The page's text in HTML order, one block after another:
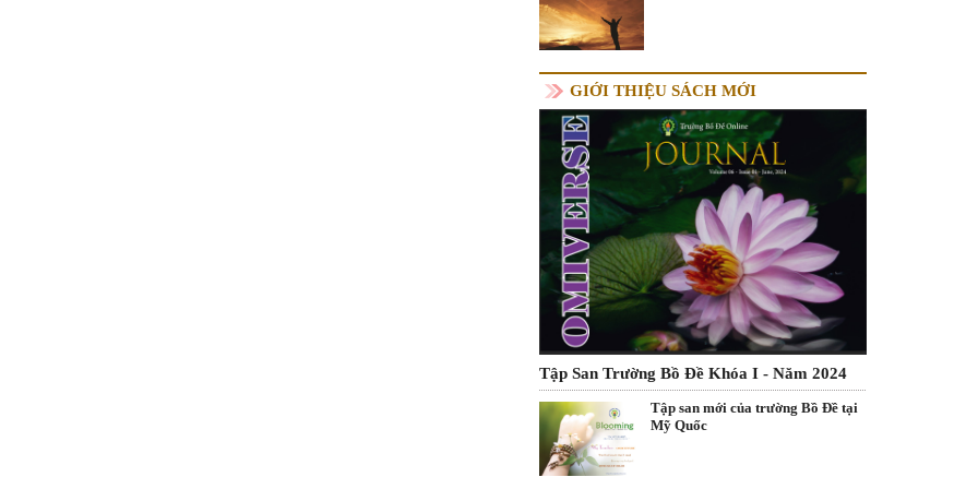
GIỚI THIỆU SÁCH MỚI
Tập San Trường Bồ Đề Khóa I - Năm 2024
Tập san mới của trường Bồ Đề tại
Mỹ Quốc